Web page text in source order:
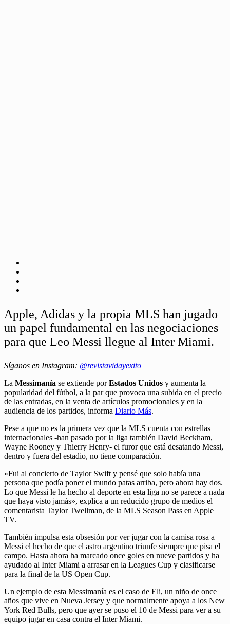
Apple, Adidas y la propia MLS han jugado
un papel fundamental en las negociaciones
para que Leo Messi llegue al Inter Miami.
Síganos en Instagram: @revistavidayexito
La Messimanía se extiende porEstados Unidos y aumenta la
popularidad del fútbol, a la par que provoca una subida en el precio
de las entradas, en la venta de artículos promocionales y en la
audiencia de los partidos, informa Diario Más.
Pese a que no es la primera vez que la MLS cuenta con estrellas
internacionales -han pasado por la liga también David Beckham,
Wayne Rooney y Thierry Henry- el furor que está desatando Messi,
dentro y fuera del estadio, no tiene comparación.
«Fui al concierto de Taylor Swift y pensé que solo había una
persona que podía poner el mundo patas arriba, pero ahora hay dos.
Lo que Messi le ha hecho al deporte en esta liga no se parece a nada
que haya visto jamás», explica a un reducido grupo de medios el
comentarista Taylor Twellman, de la MLS Season Pass en Apple
TV.
También impulsa esta obsesión por ver jugar con la camisa rosa a
Messi el hecho de que el astro argentino triunfe siempre que pisa el
campo. Hasta ahora ha marcado once goles en nueve partidos y ha
ayudado al Inter Miami a arrasar en la Leagues Cup y clasificarse
para la final de la US Open Cup.
Un ejemplo de esta Messimanía es el caso de Eli, un niño de once
años que vive en Nueva Jersey​ y que normalmente apoya a los New
York Red Bulls, pero que ayer se puso el 10 de Messi para ver a su
equipo jugar en casa contra el Inter Miami.